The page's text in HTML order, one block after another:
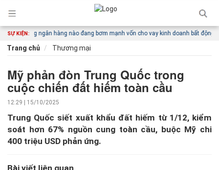
SỰ KIỆN:
ngân hàng nào đang bơm mạnh vốn cho vay kinh doanh bất động sản?
Trang chủ Thương mại
Mỹ phản đòn Trung Quốc trong
cuộc chiến đất hiếm toàn cầu
12:29 | 15/10/2025
Trung Quốc siết xuất khẩu đất hiếm từ 1/12, kiểm
soát hơn 67% nguồn cung toàn cầu, buộc Mỹ chi
400 triệu USD phản ứng.
Bài viết liên quan